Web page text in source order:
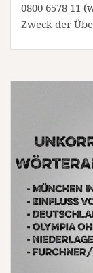
0800 6578 11
Zweck der